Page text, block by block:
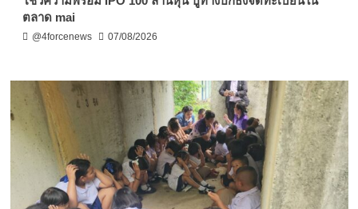
ตลาด mai
@4forcenews 07/08/2026